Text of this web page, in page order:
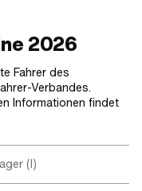
2026
Fahrer des
Verbandes.
Informationen findet
(I)